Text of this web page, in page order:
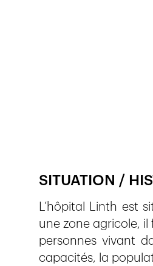
SITUATION /
L’hôpital Linth est
une zone agricole,
personnes vivant
capacités, la